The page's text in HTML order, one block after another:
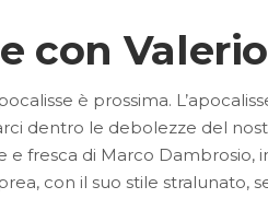
con
è prossima.
dentro le debolezze del
e fresca di Marco
con il suo stile stralunato,